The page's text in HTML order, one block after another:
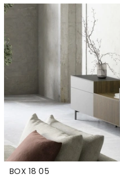
BOX 18 05